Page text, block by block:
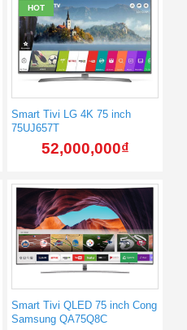
HOT
Smart Tivi LG 4K 75 inch
75UJ657T
52,000,000₫
Smart Tivi QLED 75 inch Cong
Samsung QA75Q8C